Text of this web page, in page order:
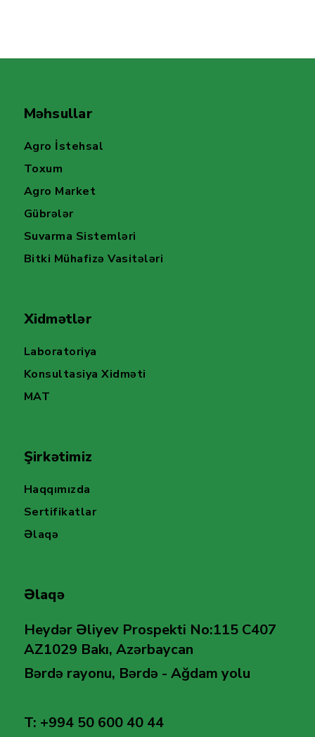
Məhsullar
Agro İstehsal
Toxum
Agro Market
Gübrələr
Suvarma Sistemləri
Bitki Mühafizə Vasitələri
Xidmətlər
Laboratoriya
Konsultasiya Xidməti
MAT
Şirkətimiz
Haqqımızda
Sertifikatlar
Əlaqə
Əlaqə
Heydər Əliyev Prospekti No:115 C407
AZ1029 Bakı, Azərbaycan
Bərdə rayonu, Bərdə - Ağdam yolu
T: +994 50 600 40 44